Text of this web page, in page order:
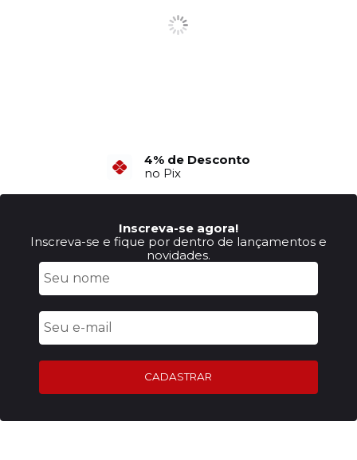
4% de Desconto
no Pix
Inscreva-se agora!
Inscreva-se e fique por dentro de lançamentos e
novidades.
CADASTRAR